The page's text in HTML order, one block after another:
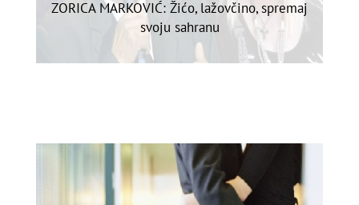
ZORICA MARKOVIĆ: Žićo, lažovčino, spremaj
svoju sahranu